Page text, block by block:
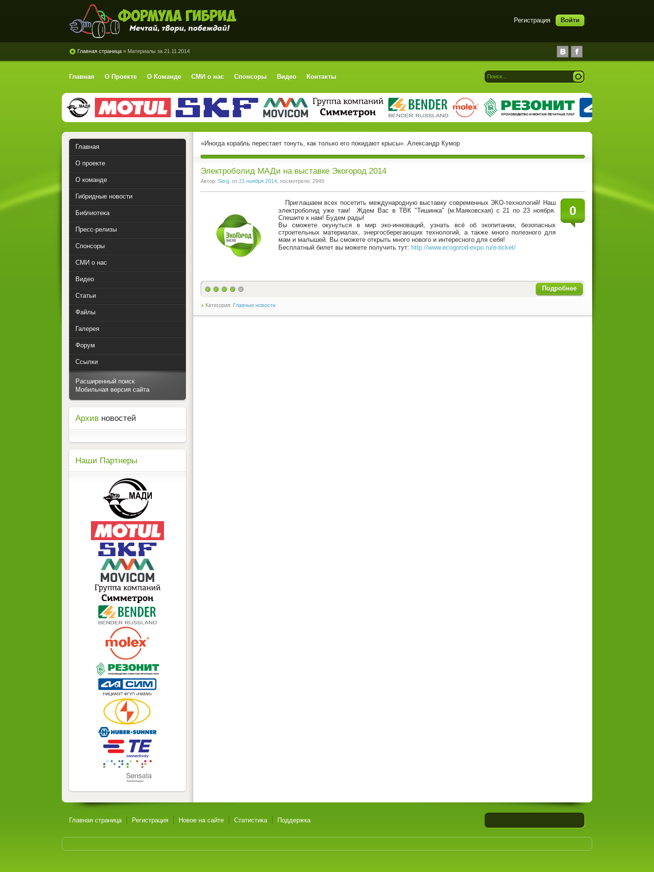
Формула Гибрид
Регистрация Войти
Главная страница » Материалы за 21.11.2014
Главная О Проекте О Команде СМИ о нас Спонсоры Видео Контакты
«Иногда корабль перестает тонуть, как только его покидают крысы». Александр Кумор
Электроболид МАДи на выставке Экогород 2014
Автор: Serg. от 21 ноября 2014 , посмотрело: 2949
0
Приглашаем всех посетить международную выставку современных ЭКО-технологий! Наш
электроболид уже там! Ждем Вас в ТВК "Тишинка" (м.Маяковская) с 21 по 23 ноября.
Спешите к нам! Будем рады!
Вы сможете окунуться в мир эко-инноваций, узнать всё об экопитании, безопасных
строительных материалах, энергосберегающих технологий, а также много полезного для
мам и малышей. Вы сможете открыть много нового и интересного для себя!
Бесплатный билет вы можете получить тут: http://www.ecogorod-expo.ru/e-ticket/
Подробнее
Категория: Главные новости
Главная
О проекте
О команде
Гибридные новости
Библиотека
Пресс-релизы
Спонсоры
СМИ о нас
Видео
Статьи
Файлы
Галерея
Форум
Ссылки
Расширенный поиск
Мобильная версия сайта
Архив новостей
Наши Партнеры
Главная страница Регистрация Новое на сайте Статистика Поддержка